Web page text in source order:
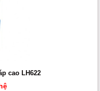
cao LH622